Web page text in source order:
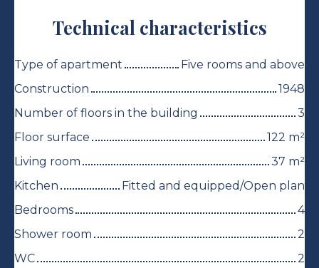
Technical characteristics
Type of apartment
Five rooms and above
Construction
1948
Number of floors in the building
3
Floor surface
122 m²
Living room
37 m²
Kitchen
Fitted and equipped/Open plan
Bedrooms
4
Shower room
2
WC
2